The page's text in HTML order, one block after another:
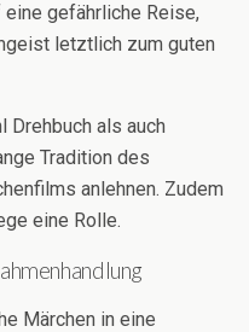
gefährliche Reise,
letztlich zum guten
als auch
Tradition des
anlehnen. Zudem
eine Rolle.
Märchen in eine